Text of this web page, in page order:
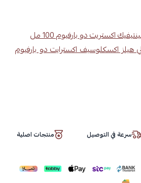
اكستريت دو بارفيوم 100 مل
هيلز اكسكلوسيف اكسترايت دو بارفيوم
سرعة في التوصيل منتجات اصلية